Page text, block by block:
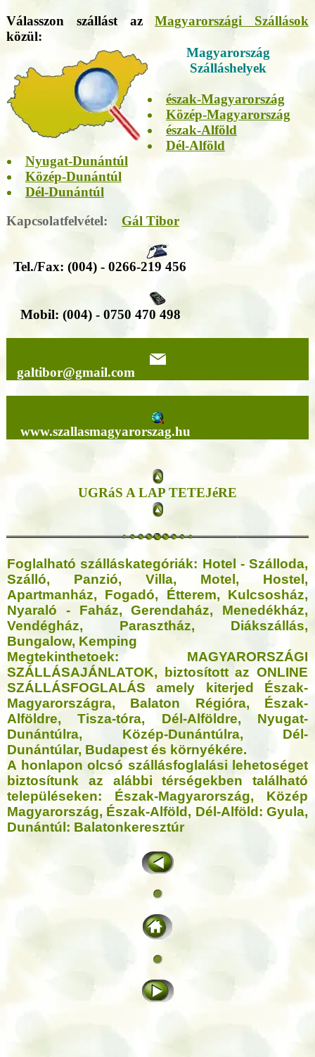
Válasszon szállást azMagyarországi Szállások
közül:
Magyarország
Szálláshelyek
észak-Magyarország
Közép-Magyarország
észak-Alföld
Dél-Alföld
Nyugat-Dunántúl
Közép-Dunántúl
Dél-Dunántúl
Kapcsolatfelvétel:
Gál Tibor
Tel./Fax: (004) - 0266-219 456
Mobil: (004) - 0750 470 498
galtibor@gmail.com
www.szallasmagyarorszag.hu
UGRáS A LAP TETEJéRE
Foglalható szálláskategóriák: Hotel - Szálloda,
Szálló, Panzió, Villa, Motel, Hostel,
Apartmanház, Fogadó, Étterem, Kulcsosház,
Nyaraló - Faház, Gerendaház, Menedékház,
Vendégház, Parasztház, Diákszállás,
Bungalow, Kemping
Megtekinthetoek: MAGYARORSZÁGI
SZÁLLÁSAJÁNLATOK, biztosított az ONLINE
SZÁLLÁSFOGLALÁS amely kiterjed Észak-
Magyarországra, Balaton Régióra, Észak-
Alföldre, Tisza-tóra, Dél-Alföldre, Nyugat-
Dunántúlra, Közép-Dunántúlra, Dél-
Dunántúlar, Budapest és környékére.
A honlapon olcsó szállásfoglalási lehetoséget
biztosítunk az alábbi térségekben található
településeken: Észak-Magyarország,
Közép
Magyarország, Észak-Alföld, Dél-Alföld: Gyula,
Dunántúl: Balatonkeresztúr